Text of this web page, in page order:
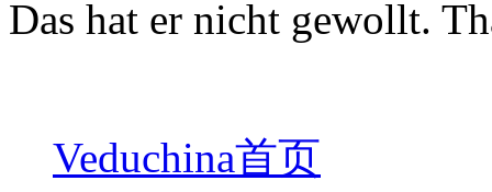
Das hat er nicht gewollt.
Veduchina首页